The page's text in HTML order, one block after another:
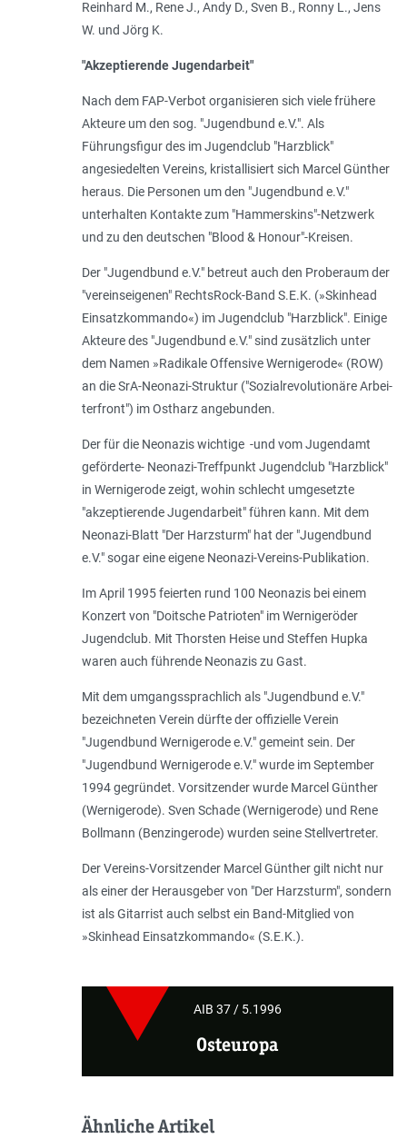
Reinhard M., Rene J., Andy D., Sven B., Ronny L., Jens
W. und Jörg K.
"Akzeptierende Jugendarbeit"
Nach dem FAP-Verbot organisieren sich viele frühere
Akteure um den sog. "Jugendbund e.V.". Als
Führungsfigur des im Jugendclub "Harzblick"
angesiedelten Vereins, kristallisiert sich Marcel Günther
heraus. Die Personen um den "Jugendbund e.V."
unterhalten Kontakte zum "Hammerskins"-Netzwerk
und zu den deutschen "Blood & Honour"-Kreisen.
Der "Jugendbund e.V." betreut auch den Proberaum der
"vereinseigenen" RechtsRock-Band S.E.K. (»Skinhead
Einsatzkommando«) im Jugendclub "Harzblick". Einige
Akteure des "Jugendbund e.V." sind zusätzlich unter
dem Namen »Radikale Offensive Wernigerode« (ROW)
an die SrA-Neonazi-Struktur ("Sozialrevolutionäre Arbei­
ter­front") im Ostharz angebunden.
Der für die Neonazis wichtige -und vom Jugendamt
geförderte- Neonazi-Treffpunkt Jugendclub "Harzblick"
in Wernigerode zeigt, wohin schlecht umgesetzte
"akzeptierende Jugendarbeit" führen kann. Mit dem
Neonazi-Blatt "Der Harzsturm" hat der "Jugendbund
e.V." sogar eine eigene Neonazi-Vereins-Publikation.
Im April 1995 feierten rund 100 Neonazis bei einem
Konzert von "Doitsche Patrioten" im Wernigeröder
Jugendclub. Mit Thorsten Heise und Steffen Hupka
waren auch führende Neonazis zu Gast.
Mit dem umgangssprachlich als "Jugendbund e.V."
bezeichneten Verein dürfte der offizielle Verein
"Jugendbund Wernigerode e.V." gemeint sein. Der
"Jugendbund Wernigerode e.V." wurde im September
1994 gegründet. Vorsitzender wurde Marcel Günther
(Wernigerode). Sven Schade (Wernigerode) und Rene
Bollmann (Benzingerode) wurden seine Stellvertreter.
Der Vereins-Vorsitzender Marcel Günther gilt nicht nur
als einer der Herausgeber von "Der Harzsturm", sondern
ist als Gitarrist auch selbst ein Band-Mitglied von
»Skinhead Einsatzkommando« (S.E.K.).
AIB 37 / 5.1996
Osteuropa
Ähnliche Artikel